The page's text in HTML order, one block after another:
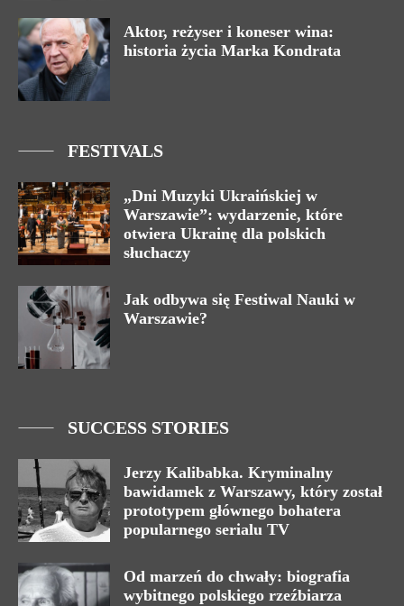
Aktor, reżyser i koneser wina:
historia życia Marka Kondrata
FESTIVALS
„Dni Muzyki Ukraińskiej w
Warszawie”: wydarzenie, które
otwiera Ukrainę dla polskich
słuchaczy
Jak odbywa się Festiwal Nauki w
Warszawie?
SUCCESS STORIES
Jerzy Kalibabka. Kryminalny
bawidamek z Warszawy, który został
prototypem głównego bohatera
popularnego serialu TV
Od marzeń do chwały: biografia
wybitnego polskiego rzeźbiarza